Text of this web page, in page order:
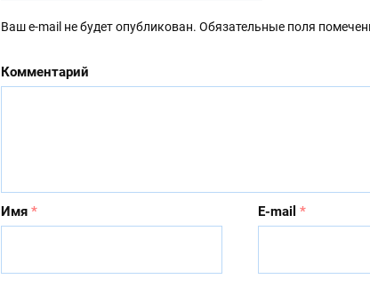
Ваш e-mail не будет опубликован. Обязательные поля
Комментарий
Имя * E-mail *